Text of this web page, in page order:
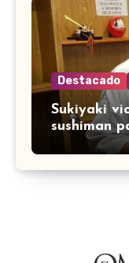
Destacado
Sukiyaki
sushiman